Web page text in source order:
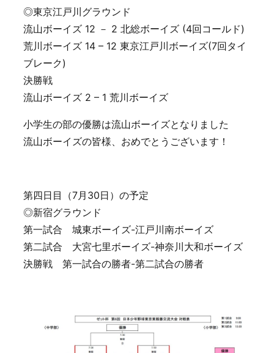
◎東京江戸川グラウンド
流山ボーイズ 12 － 2 北総ボーイズ (4回コールド)
荒川ボーイズ 14 – 12 東京江戸川ボーイズ(7回タイ
ブレーク)
決勝戦
流山ボーイズ 2 – 1 荒川ボーイズ
小学生の部の優勝は流山ボーイズとなりました
流山ボーイズの皆様、おめでとうございます！
第四日目（7月30日）の予定
◎新宿グラウンド
第一試合 城東ボーイズ-江戸川南ボーイズ
第二試合 大宮七里ボーイズ-神奈川大和ボーイズ
決勝戦 第一試合の勝者-第二試合の勝者